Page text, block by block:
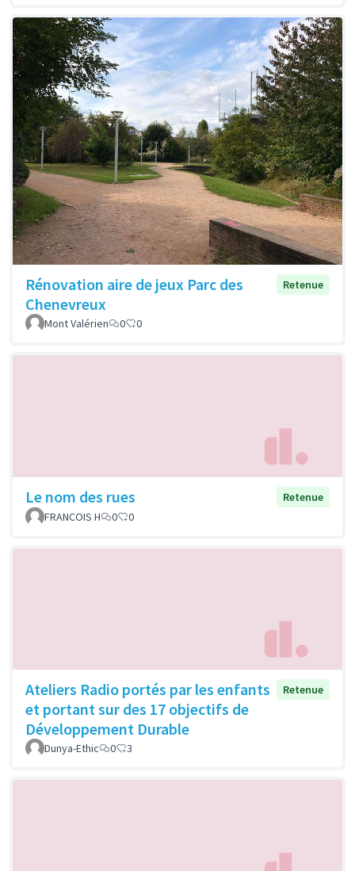
Rénovation aire de jeux Parc des
Chenevreux
Retenue
Mont Valérien 0 0
Le nom des rues
Retenue
FRANCOIS H
0 0
Ateliers Radio portés par les enfants
et portant sur des 17 objectifs de
Développement Durable
Retenue
Dunya-Ethic 0 3